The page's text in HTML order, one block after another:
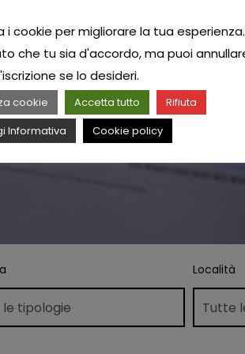
Località
i cookie per migliorare la tua esperienza.
che tu sia d'accordo, ma puoi
se lo desideri.
cookie Accetta tutto
Rifiuta
Informativa
Cookie policy